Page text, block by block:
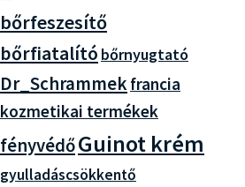
bőrfeszesítő
bőrfiatalító bőrnyugtató
Dr_Schrammekfrancia
kozmetikai termékek
fényvédőGuinot krém
gyulladáscsökkentő